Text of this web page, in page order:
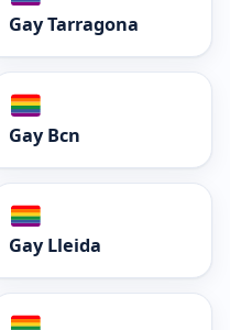
Gay Tarragona
Gay Bcn
Gay Lleida